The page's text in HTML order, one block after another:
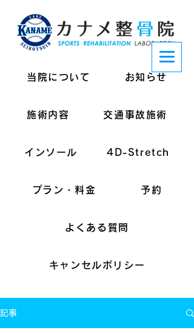
当院について お知らせ
施術内容 交通事故施術
インソール 4D-Stretch
プラン・料金 予約
よくある質問
キャンセルポリシー
記事